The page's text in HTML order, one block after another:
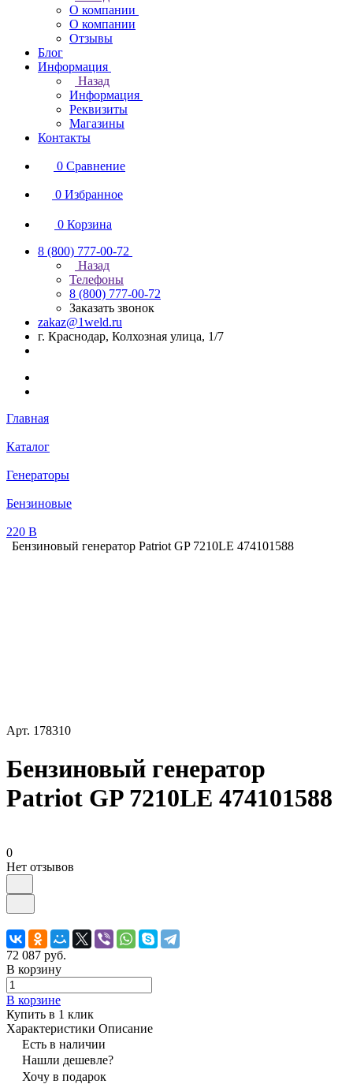
О компании
О компании
Отзывы
Блог
Информация
Назад
Информация
Реквизиты
Магазины
Контакты
0 Сравнение
0 Избранное
0 Корзина
8 (800) 777-00-72
Назад
Телефоны
8 (800) 777-00-72
Заказать звонок
zakaz@1weld.ru
г. Краснодар, Колхозная улица, 1/7
Главная
Каталог
Генераторы
Бензиновые
220 В
Бензиновый генератор Patriot GP 7210LE 474101588
Арт. 178310
Бензиновый генератор
Patriot GP 7210LE 474101588
0
Нет отзывов
72 087 руб.
В корзину
В корзине
Купить в 1 клик
Характеристики Описание
Есть в наличии
Нашли дешевле?
Хочу в подарок